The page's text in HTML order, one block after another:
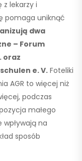
z lekarzy i
pomaga uniknąć
dwa
– Forum
oraz
e. V. Foteliki
AGR to więcej niż
podczas
małego
wpływają na
sposób